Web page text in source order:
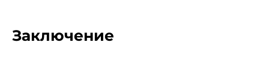
Заключение